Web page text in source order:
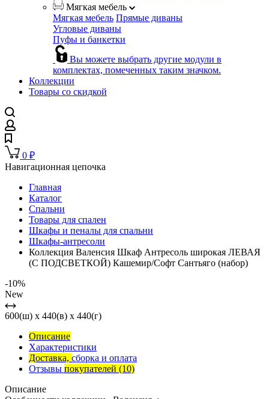
Мягкая мебель
Мягкая мебель Прямые диваны
Угловые диваны
Пуфы и банкетки
Вы можете выбрать другие модули в
комплектах, помеченных таким значком.
Коллекции
Товары со скидкой
0 ₽
Навигационная цепочка
Главная
Каталог
Спальни
Товары для спален
Шкафы и пеналы для спальни
Шкафы-антресоли
Коллекция Валенсия Шкаф Антресоль широкая ЛЕВАЯ
(С ПОДСВЕТКОЙ) Кашемир/Софт Сантьяго (набор)
-10%
New
600(ш) x 440(в) x 440(г)
Описание
Характеристики
Доставка, сборка и оплата
Отзывы покупателей (10)
Описание